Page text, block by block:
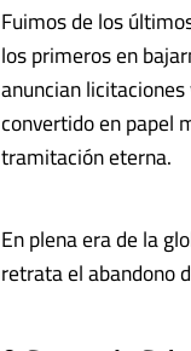
Fuimos de los
los primeros en
anuncian
convertido en papel
tramitación eterna.
En plena era de la
retrata el abandono